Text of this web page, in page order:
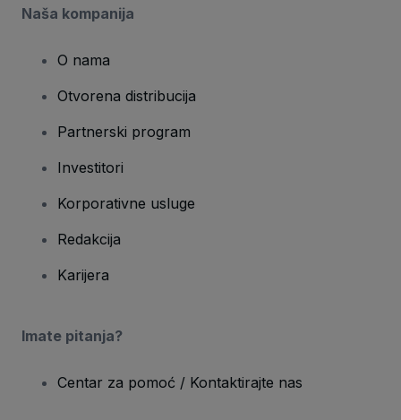
Naša kompanija
O nama
Otvorena distribucija
Partnerski program
Investitori
Korporativne usluge
Redakcija
Karijera
Imate pitanja?
Centar za pomoć / Kontaktirajte nas